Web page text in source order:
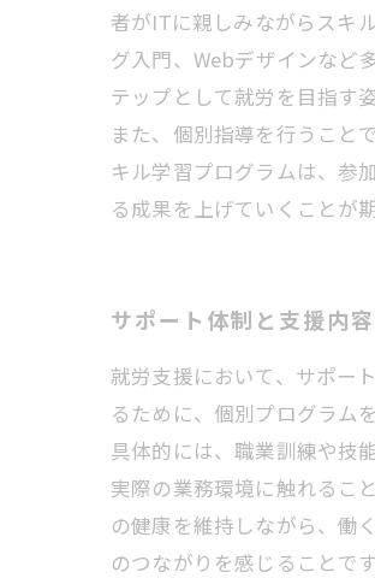
者がITに親しみながらスキ
グ入門、Webデザインなど
テップとして就労を目指す
また、個別指導を行うこと
キル学習プログラムは、参
る成果を上げていくことが
サポート体制と支援内
就労支援において、サポー
るために、個別プログラム
具体的には、職業訓練や技
実際の業務環境に触れるこ
の健康を維持しながら、働
のつながりを感じることで